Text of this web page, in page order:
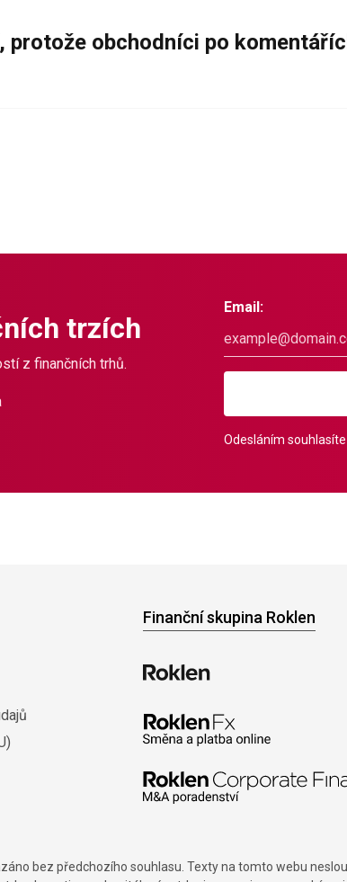
obchodníci po
trzích
z finančních trhů.
Email:
Odesláním souhlasíte
Finanční skupina Roklen
bez předchozího souhlasu. Texty na tomto webu